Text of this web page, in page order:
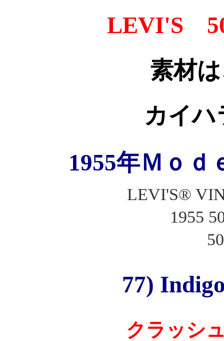
LEVI'S
素材
カイ
1955年Ｍｏｄ
LEVI'S®
1955
77)
クラッシ